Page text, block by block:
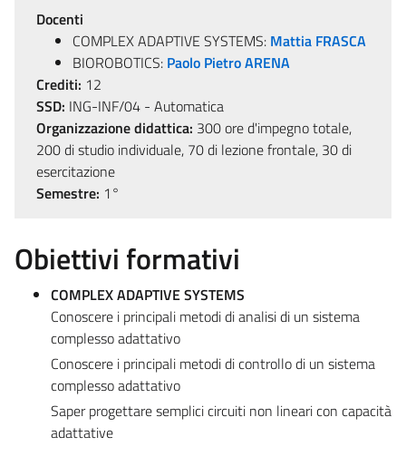
Docenti
COMPLEX ADAPTIVE SYSTEMS: Mattia FRASCA
BIOROBOTICS: Paolo Pietro ARENA
Crediti: 12
SSD: ING-INF/04 - Automatica
Organizzazione didattica: 300 ore d'impegno totale,
200 di studio individuale, 70 di lezione frontale, 30 di
esercitazione
Semestre: 1°
Obiettivi formativi
COMPLEX ADAPTIVE SYSTEMS
Conoscere i principali metodi di analisi di un sistema
complesso adattativo
Conoscere i principali metodi di controllo di un sistema
complesso adattativo
Saper progettare semplici circuiti non lineari con capacità
adattative